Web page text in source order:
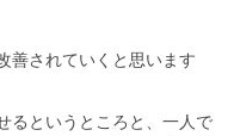
善されていくと思います
るというところと、一人で